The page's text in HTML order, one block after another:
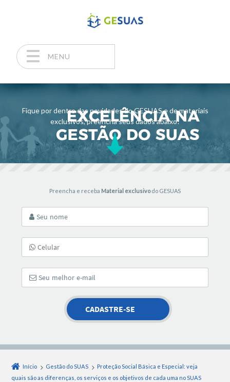
MENU
Fique por dentro das novidades do GESUAS e de materiais
exclusivos, preencha seus dados abaixo!
Preencha e receba Material exclusivodo GESUAS
Início Gestão do SUAS
Proteção Social Básica e Especial: veja
quais são as diferenças, os serviços e os objetivos de cada uma no SUAS